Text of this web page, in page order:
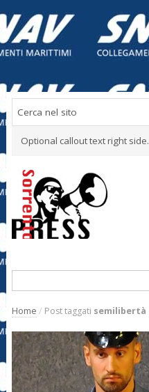
Optional callout text right side.
Home / Post taggati semilibertà